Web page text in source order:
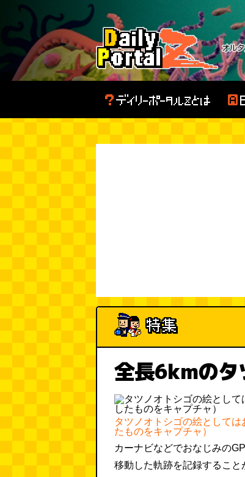
全長6kmのタ
タツノオトシゴの絵として
たものをキャプチャ）
カーナビなどでおなじみの
移動した軌跡を記録すること